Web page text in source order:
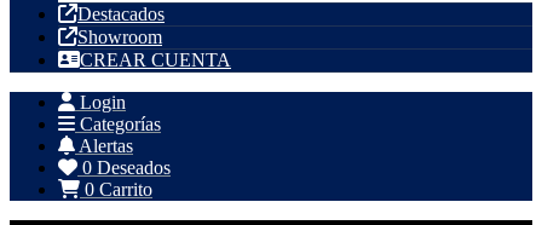
Destacados
Showroom
CREAR CUENTA
Login
Categorías
Alertas
0 Deseados
0 Carrito